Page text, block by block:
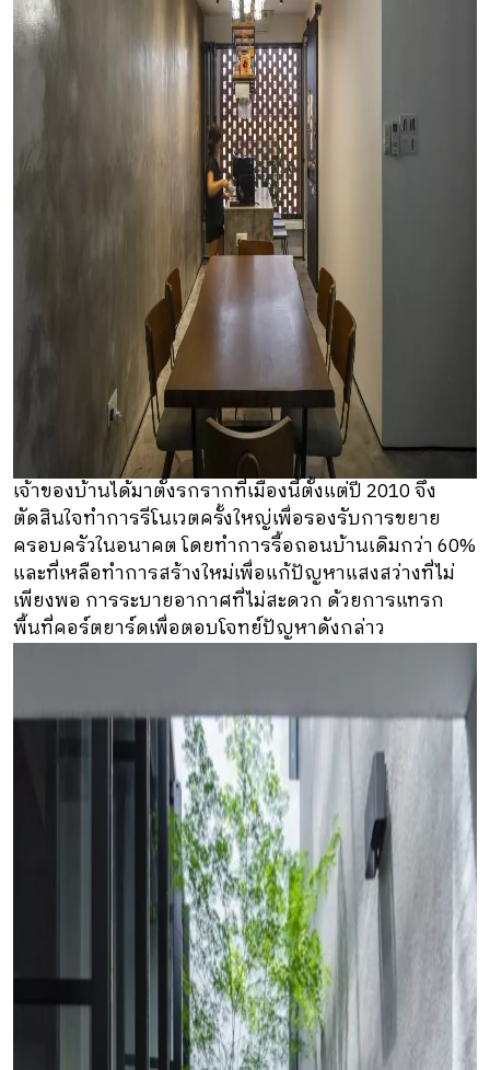
เจ้าของบ้านได้มาตั้งรกรากที่เมืองนี้ตั้งแต่ปี 2010 จึง
ตัดสินใจทำการรีโนเวตครั้งใหญ่เพื่อรองรับการขยาย
ครอบครัวในอนาคต โดยทำการรื้อถอนบ้านเดิมกว่า 60%
และที่เหลือทำการสร้างใหม่เพื่อแก้ปัญหาแสงสว่างที่ไม่
เพียงพอ การระบายอากาศที่ไม่สะดวก ด้วยการแทรก
พื้นที่คอร์ตยาร์ดเพื่อตอบโจทย์ปัญหาดังกล่าว